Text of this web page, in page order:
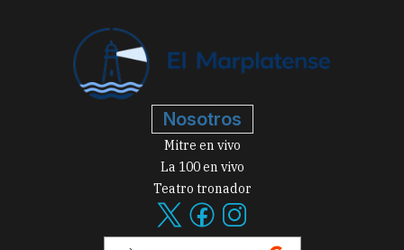
Nosotros
Mitre en vivo
La 100 en vivo
Teatro tronador